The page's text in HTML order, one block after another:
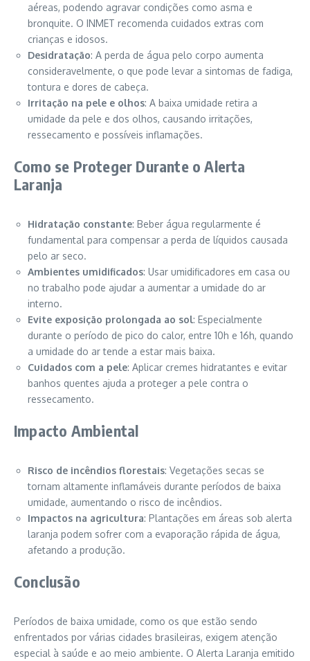
aéreas, podendo agravar condições como asma e
bronquite. O INMET recomenda cuidados extras com
crianças e idosos.
Desidratação: A perda de água pelo corpo aumenta
consideravelmente, o que pode levar a sintomas de fadiga,
tontura e dores de cabeça.
Irritação na pele e olhos: A baixa umidade retira a
umidade da pele e dos olhos, causando irritações,
ressecamento e possíveis inflamações.
Como se Proteger Durante o Alerta
Laranja
Hidratação constante: Beber água regularmente é
fundamental para compensar a perda de líquidos causada
pelo ar seco.
Ambientes umidificados: Usar umidificadores em casa ou
no trabalho pode ajudar a aumentar a umidade do ar
interno.
Evite exposição prolongada ao sol: Especialmente
durante o período de pico do calor, entre 10h e 16h, quando
a umidade do ar tende a estar mais baixa.
Cuidados com a pele: Aplicar cremes hidratantes e evitar
banhos quentes ajuda a proteger a pele contra o
ressecamento.
Impacto Ambiental
Risco de incêndios florestais: Vegetações secas se
tornam altamente inflamáveis durante períodos de baixa
umidade, aumentando o risco de incêndios.
Impactos na agricultura: Plantações em áreas sob alerta
laranja podem sofrer com a evaporação rápida de água,
afetando a produção.
Conclusão
Períodos de baixa umidade, como os que estão sendo
enfrentados por várias cidades brasileiras, exigem atenção
especial à saúde e ao meio ambiente. O Alerta Laranja emitido